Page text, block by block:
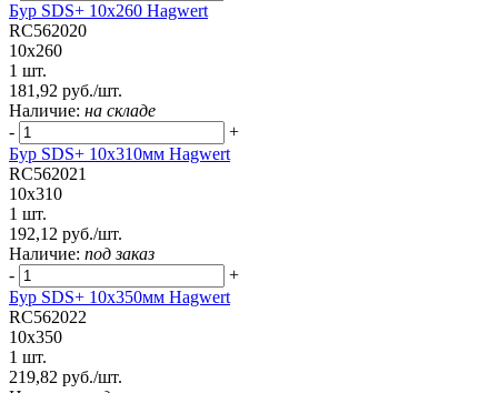
Бур SDS+ 10х260 Hagwert
RC562020
10x260
1 шт.
181,92 руб./шт.
Наличие: на складе
-
+
Бур SDS+ 10х310мм Hagwert
RC562021
10x310
1 шт.
192,12 руб./шт.
Наличие: под заказ
-
+
Бур SDS+ 10х350мм Hagwert
RC562022
10x350
1 шт.
219,82 руб./шт.